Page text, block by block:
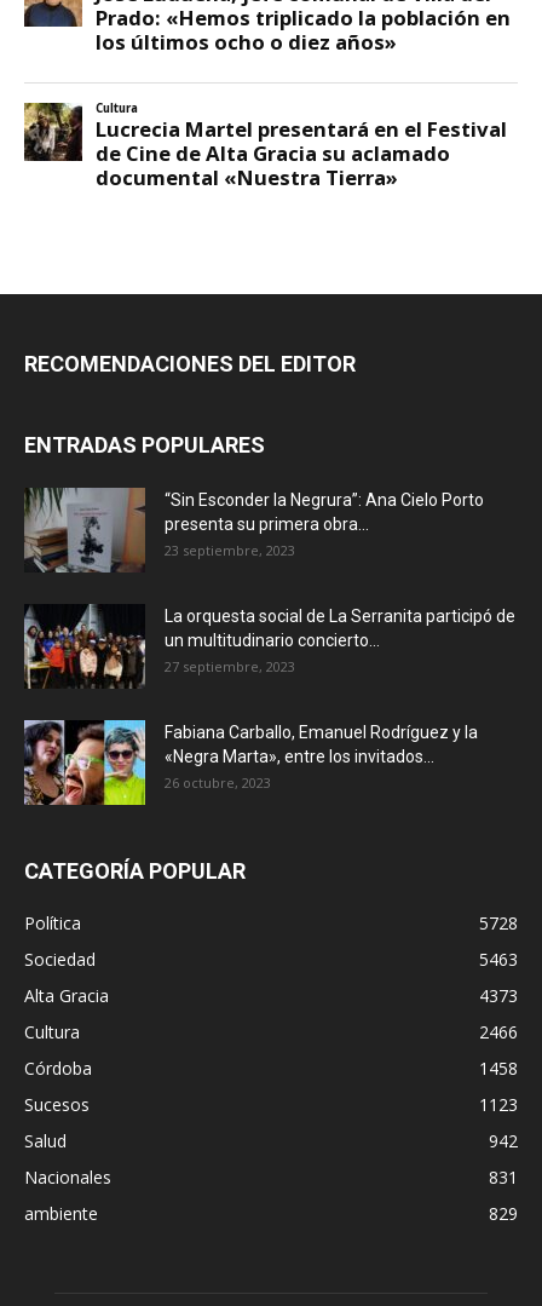
RECOMENDACIONES DEL EDITOR
ENTRADAS POPULARES
“Sin Esconder la Negrura”: Ana Cielo Porto
presenta su primera obra...
23 septiembre, 2023
La orquesta social de La Serranita participó de
un multitudinario concierto...
27 septiembre, 2023
Fabiana Carballo, Emanuel Rodríguez y la
«Negra Marta», entre los invitados...
26 octubre, 2023
CATEGORÍA POPULAR
Política
5728
Sociedad
5463
Alta Gracia
4373
Cultura
2466
Córdoba
1458
Sucesos
1123
Salud
942
Nacionales
831
ambiente
829